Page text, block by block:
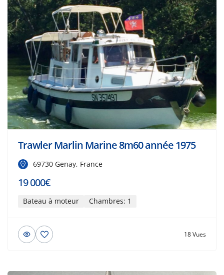
Trawler Marlin Marine 8m60 année 1975
69730 Genay, France
19 000€
Bateau à moteur Chambres: 1
18 Vues